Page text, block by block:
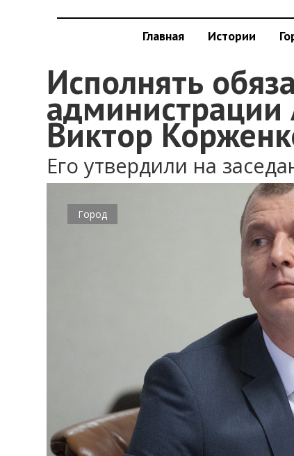
Главная Истории
Исполнять
администрации
Виктор
Его утвердили на
Город